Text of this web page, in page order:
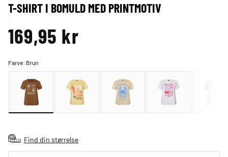
T-SHIRT I BOMULD MED PRINTMOTIV
169,95 kr
Farve: Brun
Find din størrelse